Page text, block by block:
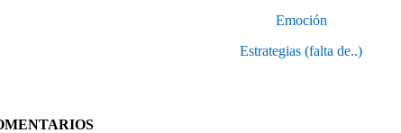
Emoción
Estrategias (falta de..)